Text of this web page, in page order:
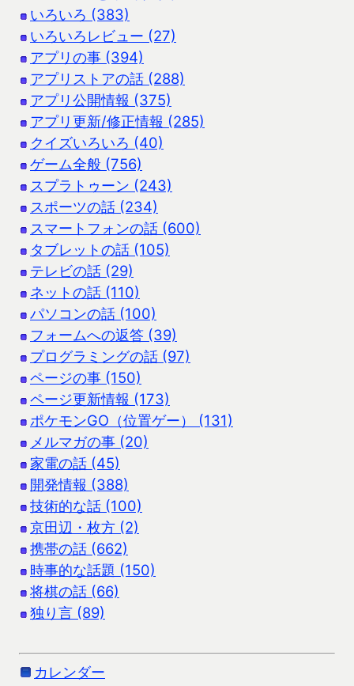
いろいろ (383)
いろいろレビュー (27)
アプリの事 (394)
アプリストアの話 (288)
アプリ公開情報 (375)
アプリ更新/修正情報 (285)
クイズいろいろ (40)
ゲーム全般 (756)
スプラトゥーン (243)
スポーツの話 (234)
スマートフォンの話 (600)
タブレットの話 (105)
テレビの話 (29)
ネットの話 (110)
パソコンの話 (100)
フォームへの返答 (39)
プログラミングの話 (97)
ページの事 (150)
ページ更新情報 (173)
ポケモンGO（位置ゲー） (131)
メルマガの事 (20)
家電の話 (45)
開発情報 (388)
技術的な話 (100)
京田辺・枚方 (2)
携帯の話 (662)
時事的な話題 (150)
将棋の話 (66)
独り言 (89)
カレンダー